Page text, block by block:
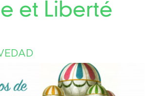
et Liberté